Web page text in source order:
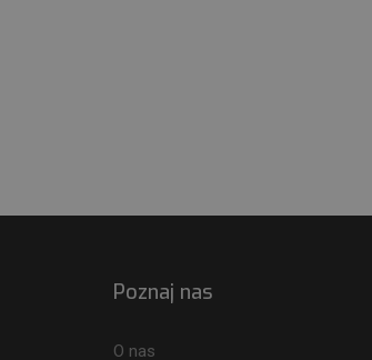
Poznaj nas
O nas